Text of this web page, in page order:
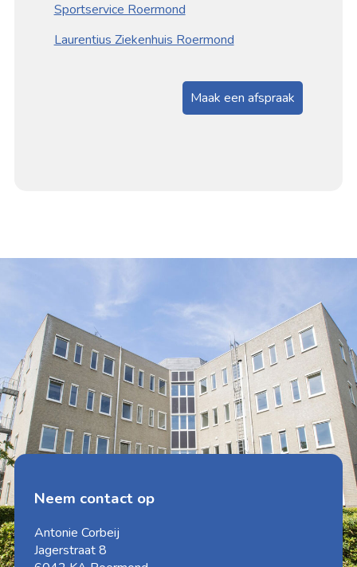
Sportservice Roermond
Laurentius Ziekenhuis Roermond
Maak een afspraak
Neem contact op
Antonie Corbeij
Jagerstraat 8